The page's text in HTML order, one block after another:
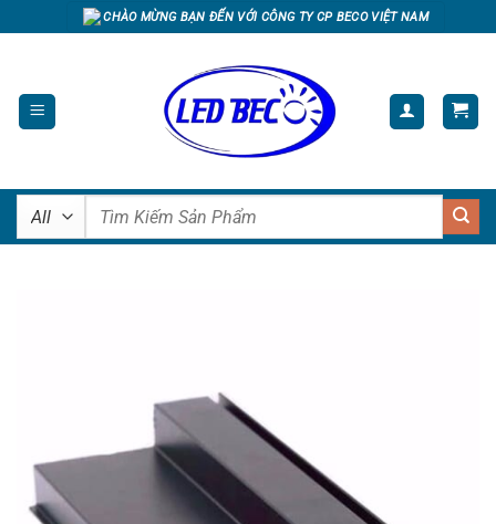
to
CHÀO MỪNG BẠN ĐẾN VỚI CÔNG TY CP BECO VIỆT NAM
kiếm: